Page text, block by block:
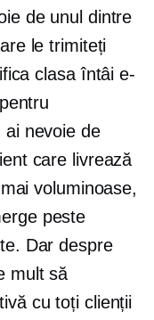
de unul dintre
le trimiteți
clasa întâi e-
ai nevoie de
care livrează
voluminoase,
peste
Dar despre
mult să
cu toți clienții